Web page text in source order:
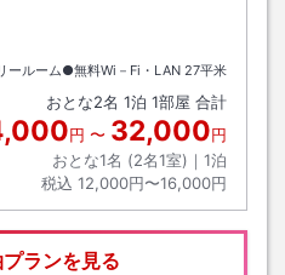
ールーム●無料Wi－Fi・LAN 27平米
おとな2名 1泊 1部屋 合計
円 〜 32,000円
おとな1名 (2名1室)｜ 1泊
税込 12,000円〜16,000円
ランを見る